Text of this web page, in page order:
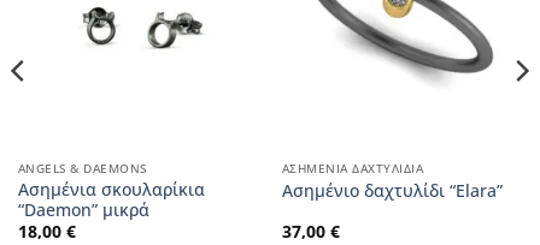
ANGELS & DAEMONS
Ασημένια σκουλαρίκια
“Daemon” μικρά
18,00 €
ΑΣΗΜΈΝΙΑ ΔΑΧΤΥΛΊΔΙΑ
Ασημένιο δαχτυλίδι “Elara”
37,00 €